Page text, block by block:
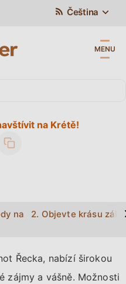
Čeština
MENU
na Krétě!
na lagunu Balos
2. Objevte krásu
Řecka, nabízí širokou
zájmy a vášně. Možnosti